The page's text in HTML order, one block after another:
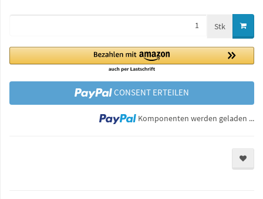
Stk
CONSENT ERTEILEN
Komponenten werden geladen ...